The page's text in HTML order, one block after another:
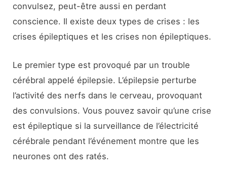
convulsez, peut-être aussi en perdant
conscience. Il existe deux types de crises : les
crises épileptiques et les crises non épileptiques.
Le premier type est provoqué par un trouble
cérébral appelé épilepsie. L’épilepsie perturbe
l’activité des nerfs dans le cerveau, provoquant
des convulsions. Vous pouvez savoir qu’une crise
est épileptique si la surveillance de l’électricité
cérébrale pendant l’événement montre que les
neurones ont des ratés.